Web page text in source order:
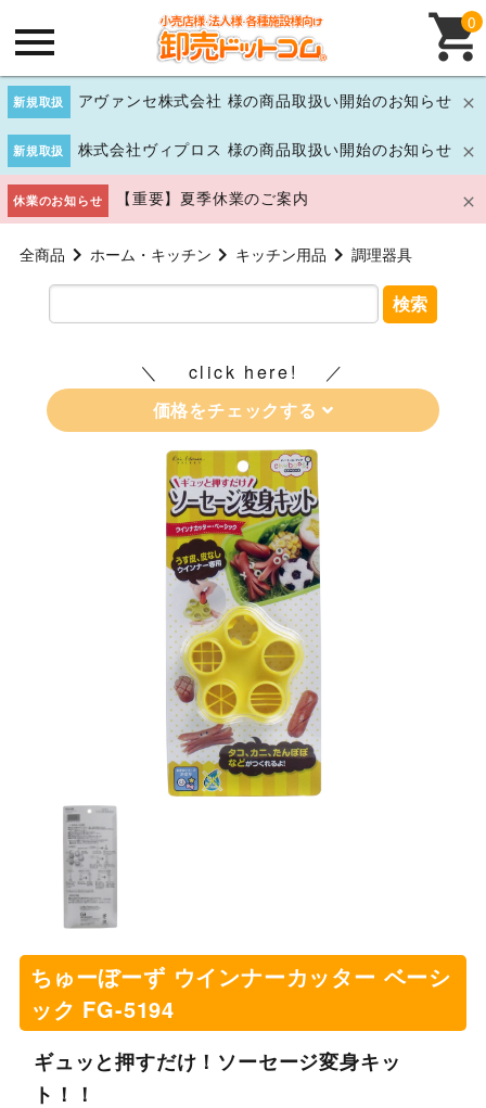
新規取扱 アヴァンセ株式会社 様の商品取扱い開始のお知らせ
新規取扱 株式会社ヴィプロス 様の商品取扱い開始のお知らせ
休業のお知らせ 【重要】夏季休業のご案内
0
全商品 ホーム・キッチン キッチン用品 調理器具
検索
click here!
価格をチェックする
ちゅーぼーず ウインナーカッター ベーシ
ック FG-5194
ギュッと押すだけ！ソーセージ変身キッ
ト！！